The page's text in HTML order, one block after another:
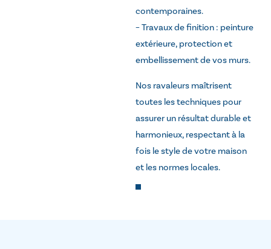
contemporaines.
– Travaux de finition : peinture
extérieure, protection et
embellissement de vos murs.
Nos ravaleurs maîtrisent
toutes les techniques pour
assurer un résultat durable et
harmonieux, respectant à la
fois le style de votre maison
et les normes locales.